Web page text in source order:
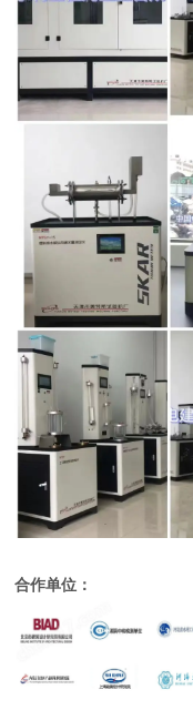
合作单位：